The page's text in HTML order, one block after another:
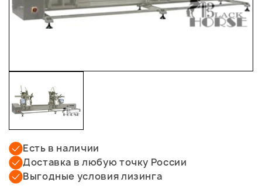
Есть в наличии
Доставка в любую точку России
Выгодные условия лизинга